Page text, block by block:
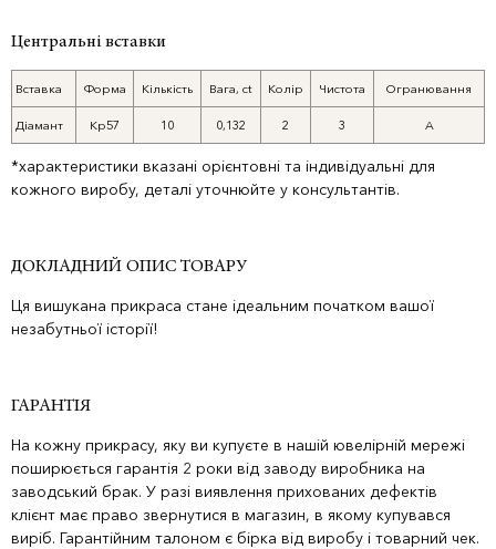
Центральні вставки
Вставка Форма Кількість Вага, ct Колір Чистота Огранювання
Діамант Кр57 10 0,132 2 3 A
*характеристики вказані орієнтовні та індивідуальні для
кожного виробу, деталі уточнюйте у консультантів.
ДОКЛАДНИЙ ОПИС ТОВАРУ
Ця вишукана прикраса стане ідеальним початком вашої
незабутньої історії!
ГАРАНТІЯ
На кожну прикрасу, яку ви купуєте в нашій ювелірній мережі
поширюється гарантія 2 роки від заводу виробника на
заводський брак. У разі виявлення прихованих дефектів
клієнт має право звернутися в магазин, в якому купувався
виріб. Гарантійним талоном є бірка від виробу і товарний чек.